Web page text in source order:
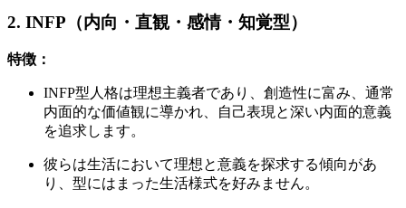
2. INFP（内向・直観・感情・知覚型）
特徴：
INFP型人格は理想主義者であり、創造性に富み、通常
内面的な価値観に導かれ、自己表現と深い内面的意義
を追求します。
彼らは生活において理想と意義を探求する傾向があ
り、型にはまった生活様式を好みません。